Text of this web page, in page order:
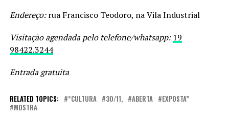
Endereço:rua Francisco Teodoro, na Vila Industrial
Visitação agendada pelo telefone/whatsapp: 19
98422.3244
Entrada gratuita
RELATED TOPICS: “CULTURA 30/11, ABERTA
EXPOSTA”
MOSTRA